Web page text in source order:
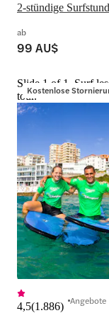
2-stündige
ab
99 AU$
Kostenlose
Slide 1 of 1, Surf
tour.
4,5(1.886) Angebote